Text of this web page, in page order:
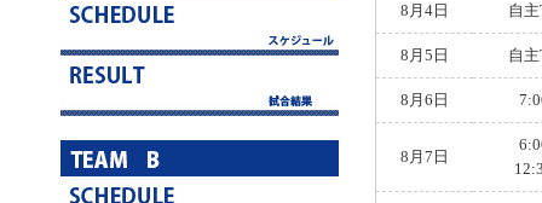
8月4日 自
8月5日 自
8月6日
8月7日